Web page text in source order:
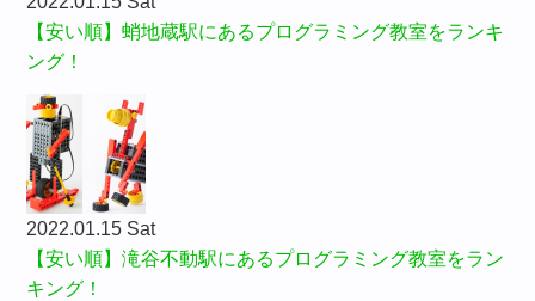
【安い順】蛸地蔵駅にあるプログラミング教室をランキ
ング！
2022.01.15 Sat
【安い順】滝谷不動駅にあるプログラミング教室をラン
キング！